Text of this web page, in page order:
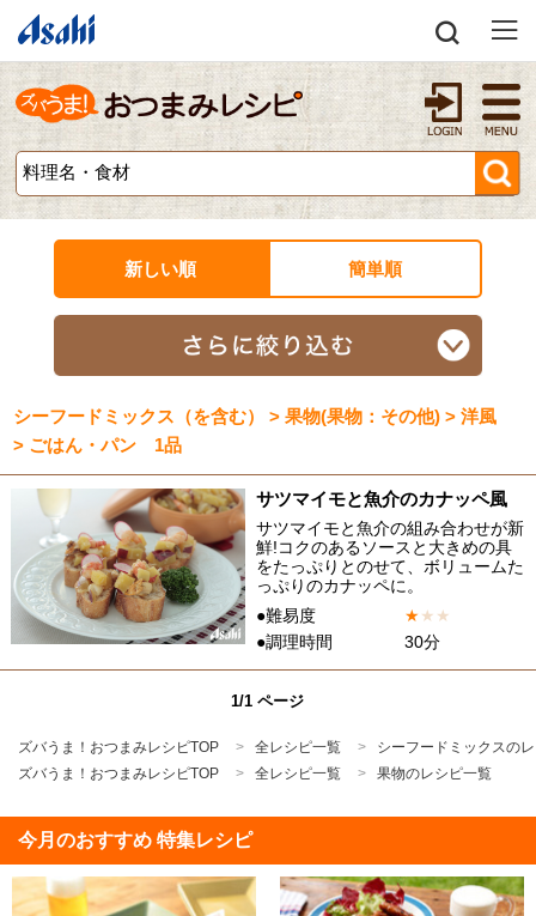
新しい順 簡単順
シーフードミックス（を含む） > 果物(果物：その他) > 洋風
> ごはん・パン 1品
サツマイモと魚介のカナッペ風
サツマイモと魚介の組み合わせが新
鮮!コクのあるソースと大きめの具
をたっぷりとのせて、ボリュームた
っぷりのカナッペに。
●難易度
★★ ★
●調理時間
30分
1/1 ページ
ズバうま！おつまみレシピTOP 全レシピ一覧
シーフードミックスの
ズバうま！おつまみレシピTOP
全レシピ一覧 果物のレシピ一覧
今月のおすすめ 特集レシピ